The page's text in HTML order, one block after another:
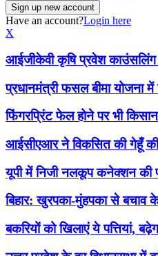
Have an account?Login here
X
आईजीकेवी कृषि प्रवेश
प्रधानमंत्री फसल बीमा योजना
फिंगरप्रिंट फेल होने पर भी
आईसीएआर ने विकसित की गेहूँ
यूपी में निजी नलकूप कनेक्शन की
बिहार: खुरपका-मुंहपका से
बकरियों को खिलाएं ये पत्तियां,